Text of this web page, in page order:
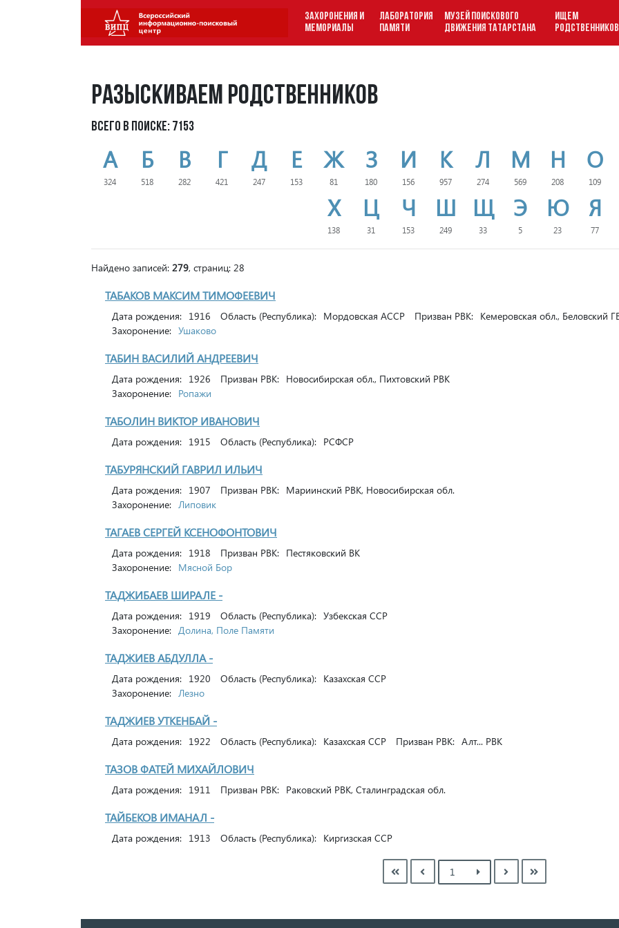
ЗАХОРОНЕНИЯ И
МЕМОРИАЛЫ
ЛАБОРАТОРИЯ
ПАМЯТИ
МУЗЕЙ ПОИСКОВОГО
ДВИЖЕНИЯ ТАТАРСТАНА
ИЩЕМ
РОДСТВЕННИКОВ
Разыскиваем родственников
Всего в поиске: 7153
А
324
Б
518
В
282
Г
421
Д
247
Е
153
Ж
81
З
180
И
156
К
957
Л
274
М
569
Н
208
О
109
Х
138
Ц
31
Ч
153
Ш
249
Щ
33
Э
5
Ю
23
Я
77
Найдено записей: 279, страниц: 28
ТАБАКОВ МАКСИМ ТИМОФЕЕВИЧ
Дата рождения: 1916 Область (Республика): Мордовская АССР Призван РВК: Кемеровская обл., Беловский
Захоронение: Ушаково
ТАБИН ВАСИЛИЙ АНДРЕЕВИЧ
Дата рождения: 1926 Призван РВК: Новосибирская обл., Пихтовский РВК
Захоронение: Ропажи
ТАБОЛИН ВИКТОР ИВАНОВИЧ
Дата рождения: 1915 Область (Республика): РСФСР
ТАБУРЯНСКИЙ ГАВРИЛ ИЛЬИЧ
Дата рождения: 1907 Призван РВК: Мариинский РВК, Новосибирская обл.
Захоронение: Липовик
ТАГАЕВ СЕРГЕЙ КСЕНОФОНТОВИЧ
Дата рождения: 1918 Призван РВК: Пестяковский ВК
Захоронение: Мясной Бор
ТАДЖИБАЕВ ШИРАЛЕ -
Дата рождения: 1919 Область (Республика): Узбекская ССР
Захоронение: Долина, Поле Памяти
ТАДЖИЕВ АБДУЛЛА -
Дата рождения: 1920 Область (Республика): Казахская ССР
Захоронение: Лезно
ТАДЖИЕВ УТКЕНБАЙ -
Дата рождения: 1922 Область (Республика): Казахская ССР Призван РВК: Алт... РВК
ТАЗОВ ФАТЕЙ МИХАЙЛОВИЧ
Дата рождения: 1911 Призван РВК: Раковский РВК, Сталинградская обл.
ТАЙБЕКОВ ИМАНАЛ -
Дата рождения: 1913 Область (Республика): Киргизская ССР